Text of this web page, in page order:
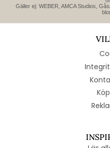
Gäller ej: WEBER, AMCA Studios,